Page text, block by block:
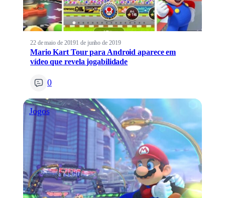
22 de maio de 20191 de junho de 2019
Mario Kart Tour para Android aparece em
vídeo que revela jogabilidade
0
Jogos